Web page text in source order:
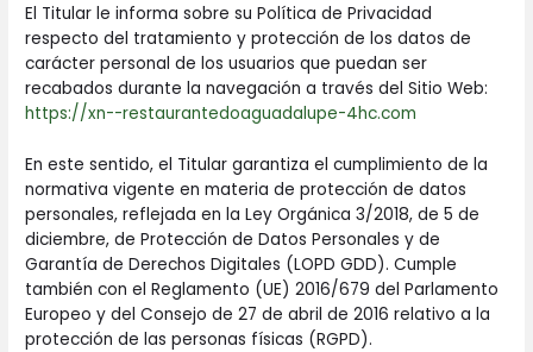
El Titular le informa sobre su Política de Privacidad
respecto del tratamiento y protección de los datos de
carácter personal de los usuarios que puedan ser
recabados durante la navegación a través del Sitio Web:
https://xn--restaurantedoaguadalupe-4hc.com
En este sentido, el Titular garantiza el cumplimiento de la
normativa vigente en materia de protección de datos
personales, reflejada en la Ley Orgánica 3/2018, de 5 de
diciembre, de Protección de Datos Personales y de
Garantía de Derechos Digitales (LOPD GDD). Cumple
también con el Reglamento (UE) 2016/679 del Parlamento
Europeo y del Consejo de 27 de abril de 2016 relativo a la
protección de las personas físicas (RGPD).